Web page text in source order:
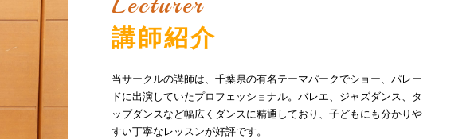
講師紹介
当サークルの講師は、千葉県の有名テーマパークでショー、パレー
ドに出演していたプロフェッショナル。バレエ、ジャズダンス、タ
ップダンスなど幅広くダンスに精通しており、子どもにも分かりや
すい丁寧なレッスンが好評です。